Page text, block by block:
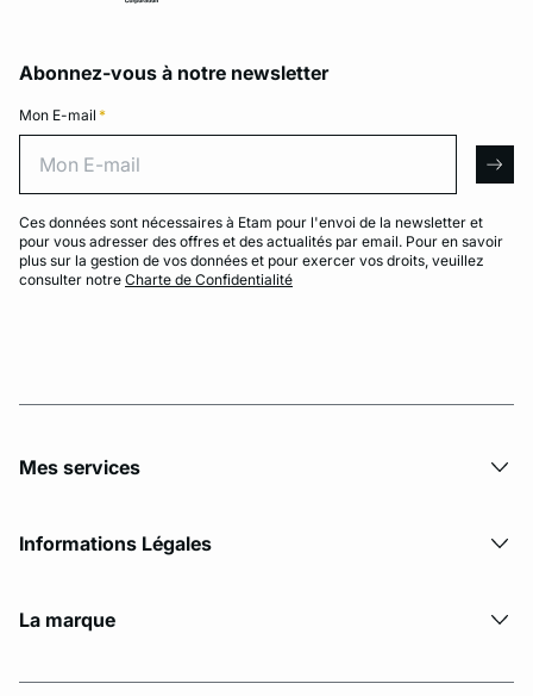
Abonnez-vous à notre newsletter
Mon E-mail *
Ces données sont nécessaires à Etam pour l'envoi de la newsletter et
pour vous adresser des offres et des actualités par email. Pour en savoir
plus sur la gestion de vos données et pour exercer vos droits, veuillez
consulter notre Charte de Confidentialité
Mes services
Informations Légales
La marque